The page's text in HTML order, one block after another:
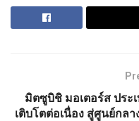
มิตซูบิชิ มอเตอร์ส ประ
เติบโตต่อเนื่อง สู่ศูนย์กล